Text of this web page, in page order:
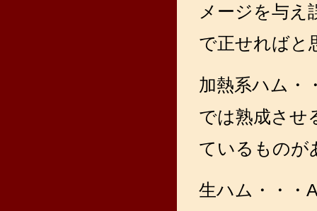
メージを与え
で正せればと
加熱系ハム・
では熟成させ
ているものが
生ハム・・・